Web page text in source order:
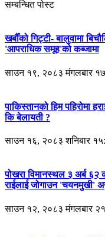
सम्बन्धित पोस्ट
खर्बौँको गिट्टी- बालुवामा
'आपराधिक समूह'को कब्जामा
साउन १९, २०८३ मंगलबार
पाकिस्तानको हिम पहिरोमा
कि बेलायती ?
साउन १६, २०८३ शनिबार
पोखरा विमानस्थल ३ अर्ब
राईलाई जोगाउन 'चयनमुखी'
साउन १२, २०८३ मंगलबार